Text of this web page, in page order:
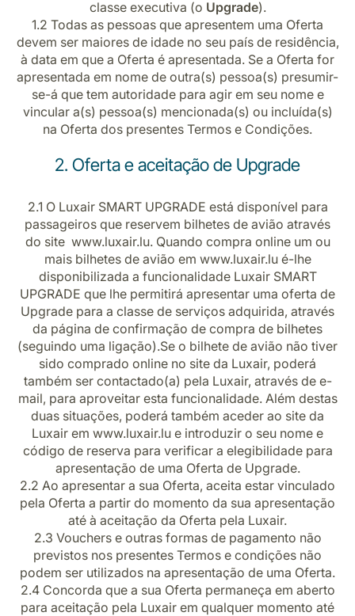
LuxairGroup
Carreiras na Luxair
classe executiva (o Upgrade).
1.2 Todas as pessoas que apresentem uma Oferta
devem ser maiores de idade no seu país de residência,
à data em que a Oferta é apresentada. Se a Oferta for
apresentada em nome de outra(s) pessoa(s) presumir-
se-á que tem autoridade para agir em seu nome e
vincular a(s) pessoa(s) mencionada(s) ou incluída(s)
na Oferta dos presentes Termos e Condições.
2. Oferta e aceitação de Upgrade
2.1 O Luxair SMART UPGRADE está disponível para
passageiros que reservem bilhetes de avião através
do site www.luxair.lu. Quando compra online um ou
mais bilhetes de avião em www.luxair.lu é-lhe
disponibilizada a funcionalidade Luxair SMART
UPGRADE que lhe permitirá apresentar uma oferta de
Upgrade para a classe de serviços adquirida, através
da página de confirmação de compra de bilhetes
(seguindo uma ligação).Se o bilhete de avião não tiver
sido comprado online no site da Luxair, poderá
também ser contactado(a) pela Luxair, através de e-
mail, para aproveitar esta funcionalidade. Além destas
duas situações, poderá também aceder ao site da
Luxair em www.luxair.lu e introduzir o seu nome e
código de reserva para verificar a elegibilidade para
apresentação de uma Oferta de Upgrade.
2.2 Ao apresentar a sua Oferta, aceita estar vinculado
pela Oferta a partir do momento da sua apresentação
até à aceitação da Oferta pela Luxair.
2.3 Vouchers e outras formas de pagamento não
previstos nos presentes Termos e condições não
podem ser utilizados na apresentação de uma Oferta.
2.4 Concorda que a sua Oferta permaneça em aberto
para aceitação pela Luxair em qualquer momento até